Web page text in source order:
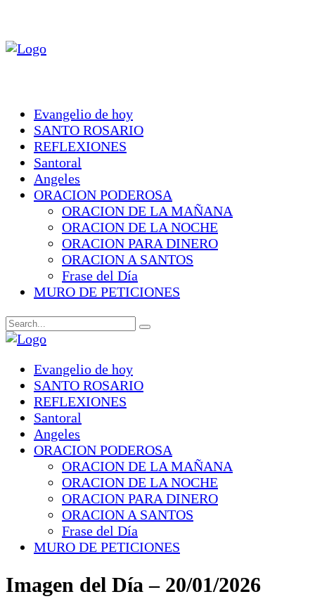
Evangelio de hoy
SANTO ROSARIO
REFLEXIONES
Santoral
Angeles
ORACION PODEROSA
ORACION DE LA MAÑANA
ORACION DE LA NOCHE
ORACION PARA DINERO
ORACION A SANTOS
Frase del Día
MURO DE PETICIONES
Evangelio de hoy
SANTO ROSARIO
REFLEXIONES
Santoral
Angeles
ORACION PODEROSA
ORACION DE LA MAÑANA
ORACION DE LA NOCHE
ORACION PARA DINERO
ORACION A SANTOS
Frase del Día
MURO DE PETICIONES
Imagen del Día – 20/01/2026